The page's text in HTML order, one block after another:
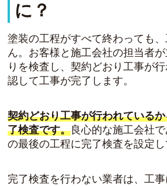
に？
塗装の工程がすべて終わっても
ん。お客様と施工会社の担当者
りを検査し、契約どおり工事が
認して工事が完了します。
契約どおり工事が行われている
了検査です。良心的な施工会社
の最後の工程に完了検査を設定し
完了検査を行わない業者は、工